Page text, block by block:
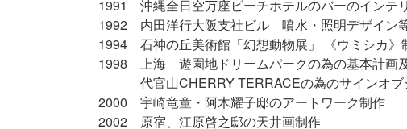
1991 沖縄全日空万座ビーチホテルのバーのインテ
1992 内田洋行大阪支社ビル 噴水・照明デザイン
1994 石神の丘美術館「幻想動物展」 《ウミシカ》
1998 上海 遊園地ドリームパークの為の基本計画
代官山CHERRY TERRACEの為のサインオブ
2000 宇崎竜童・阿木耀子邸のアートワーク制作
2002 原宿、江原啓之邸の天井画制作